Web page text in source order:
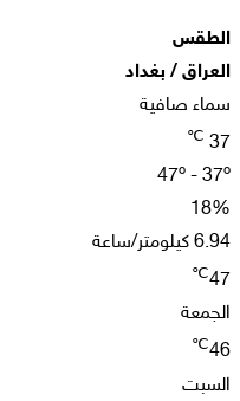
الطقس
العراق / بغداد
سماء صافية
37
℃
47º - 37º
18%
6.94 كيلومتر/ساعة
47
℃
الجمعة
46
℃
السبت